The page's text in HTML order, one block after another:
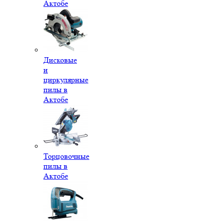
Актобе
Дисковые
и
циркулярные
пилы в
Актобе
Торцовочные
пилы в
Актобе